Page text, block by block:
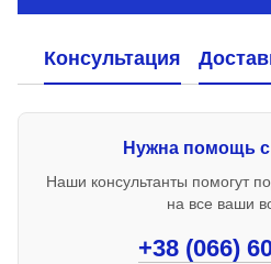
Консультация
Нужна помощь
Наши консультанты помогут
на все ваши
+38 (066)